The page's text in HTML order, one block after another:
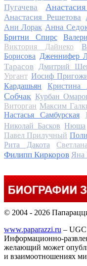
Пугачева
Анастасия Решетова
Ани Лорак Анна
Бритни Спирс
Виктория Дайнеко
Борисова Дженнифер
Тарасов
Дмитрий
Ургант Иосиф
Кардашьян
Кристина
Собчак Курбан
Виторган Максим
Настасья Самбурская
Николай Басков Нюша
Павел Прилучный
Рита Дакота
Филипп Киркоров Яна
© 2004 - 2026
www.paparazzi.ru – UGC
Информационно-
желающий может
и взаимоотношениях